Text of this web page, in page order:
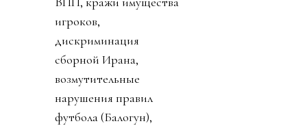
игроков,
дискриминация
сборной Ирана,
возмутительные
нарушения правил
футбола (Балогун),